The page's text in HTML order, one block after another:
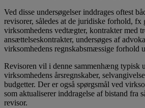
Ved disse undersøgelser inddrages oftest
revisorer, således at de juridiske forhold, fx
virksomhedens vedtægter, kontrakter med
ansættelseskontrakter, undersøges af
virksomhedens regnskabsmæssige forhold
Revisoren vil i denne sammenhæng typisk
virksomhedens årsregnskaber,
budgetter. Der er også spørgsmål ved
som aktualiserer inddragelse af bistand fra
revisor.